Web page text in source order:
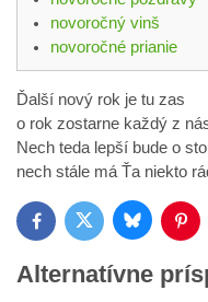
novoročný vinš
novoročné prianie
Ďalší nový rok je tu zas
o rok zostarne každý z
Nech teda lepší bude o
nech stále má Ťa niekto
FacebookTwitter Bluesky
Alternatívne